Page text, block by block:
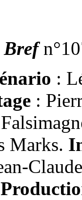
Bref
:
:
Marks.